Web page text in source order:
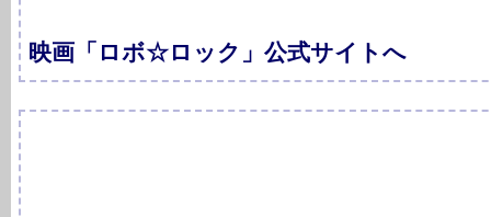
映画「ロボ☆ロック」公式サイトへ